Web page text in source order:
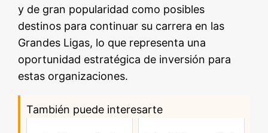
y de gran popularidad como posibles
destinos para continuar su carrera en las
Grandes Ligas, lo que representa una
oportunidad estratégica de inversión para
estas organizaciones.
También puede interesarte